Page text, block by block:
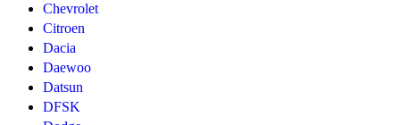
Chevrolet
Citroen
Dacia
Daewoo
Datsun
DFSK